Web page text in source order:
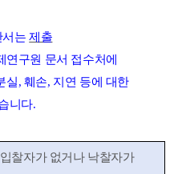
서는제출
연구원 문서 접수처에
실, 훼손, 지연 등에 대한
니다.
찰자가 없거나 낙찰자가